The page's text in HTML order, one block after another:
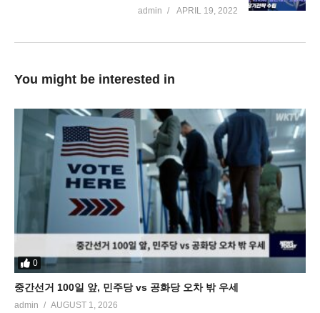
admin APRIL 19, 2022
You might be interested in
0
중간선거 100일 앞, 민주당 vs 공화당 오차 밖 우세
admin AUGUST 1, 2026